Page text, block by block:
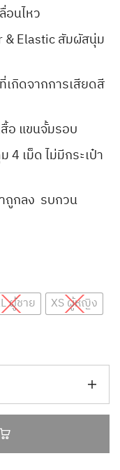
นไหว
& Elastic สัมผัสนุ่ม
เกิดจากการเสียดสี
อ แขนจั้มรอบ
4 เม็ด ไม่มีกระเป๋า
ถูกลง รบกวน
ผู้ชาย
XS ผู้หญิง